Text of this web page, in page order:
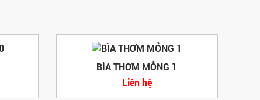
BÌA THƠM MỎNG 1
Liên hệ